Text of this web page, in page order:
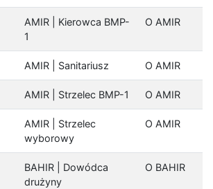
AMIR | Kierowca BMP-
1
O AMIR
AMIR | Sanitariusz O AMIR
AMIR | Strzelec BMP-1 O AMIR
AMIR | Strzelec
wyborowy
O AMIR
BAHIR | Dowódca
drużyny
O BAHIR